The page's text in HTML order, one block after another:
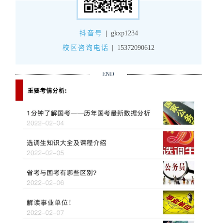
抖音号
gkxp1234
校区咨询电话
15372090612
END